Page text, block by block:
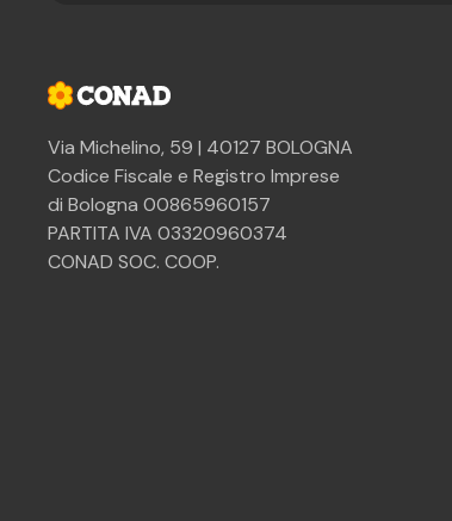
Via Michelino, 59 | 40127 BOLOGNA
Codice Fiscale e Registro Imprese
di Bologna 00865960157
PARTITA IVA 03320960374
CONAD SOC. COOP.